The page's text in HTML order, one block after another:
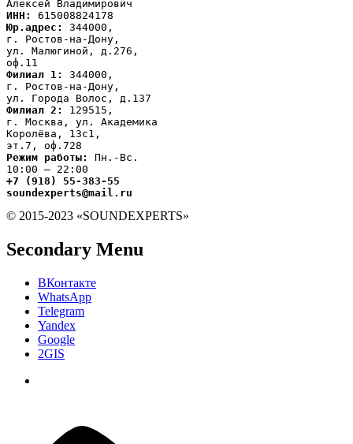
ИНН:
Юр.адрес:
344000,
г. Ростов-на-Дону,
ул. Малюгиной, д.276,
Филиал 1:
344000,
г. Ростов-на-Дону,
Филиал 2:
129515,
г. Москва, ул. Академика
Королёва, 13с1,
Режим работы:
Пн.-Вс.
+7 (918) 55-383-55
soundexperts@mail.ru
© 2015-2023 «SOUNDEXPERTS»
Secondary Menu
ВКонтакте
WhatsApp
Telegram
Yandex
Google
2GIS